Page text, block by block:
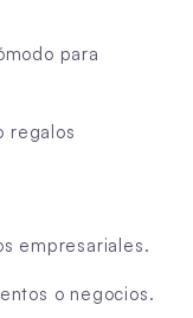
para
regalos
empresariales.
o negocios.